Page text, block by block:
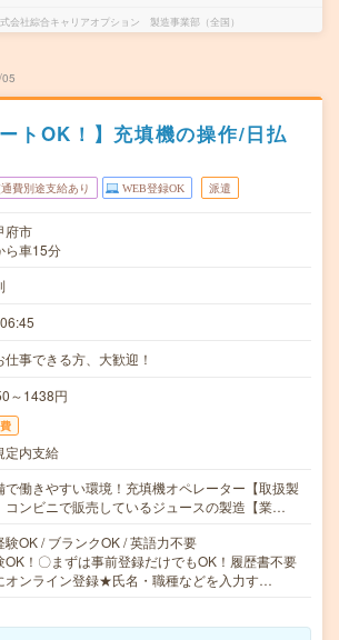
会社綜合キャリアオプション 製造事業部（全国）
ートOK！】充填機の操作/日払
費別途支給あり WEB登録OK 派遣
府市
ら車15分
仕事できる方、大歓迎！
～1438円
定内支給
で働きやすい環境！充填機オペレーター【取扱製
コンビニで販売しているジュースの製造【業…
験OK / ブランクOK / 英語力不要
！〇まずは事前登録だけでもOK！履歴書不要
オンライン登録★氏名・職種などを入力す…